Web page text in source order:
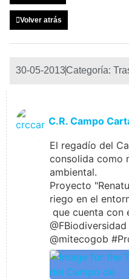
Volver atrás
30-05-2013Categoría:
C.R. Campo
El regadío del
consolida como
ambiental.
Proyecto
riego en el
que cuenta con
@mitecogob